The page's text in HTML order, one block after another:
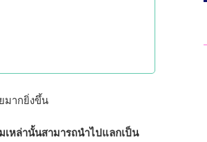
มากยิ่งขึ้น
เหล่านั้นสามารถนำไปแลกเป็น